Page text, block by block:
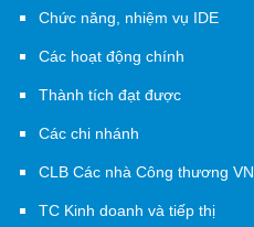
Chức năng, nhiệm vụ IDE
Các hoạt động chính
Thành tích đạt được
Các chi nhánh
CLB Các nhà Công thương VN
TC Kinh doanh và tiếp thị